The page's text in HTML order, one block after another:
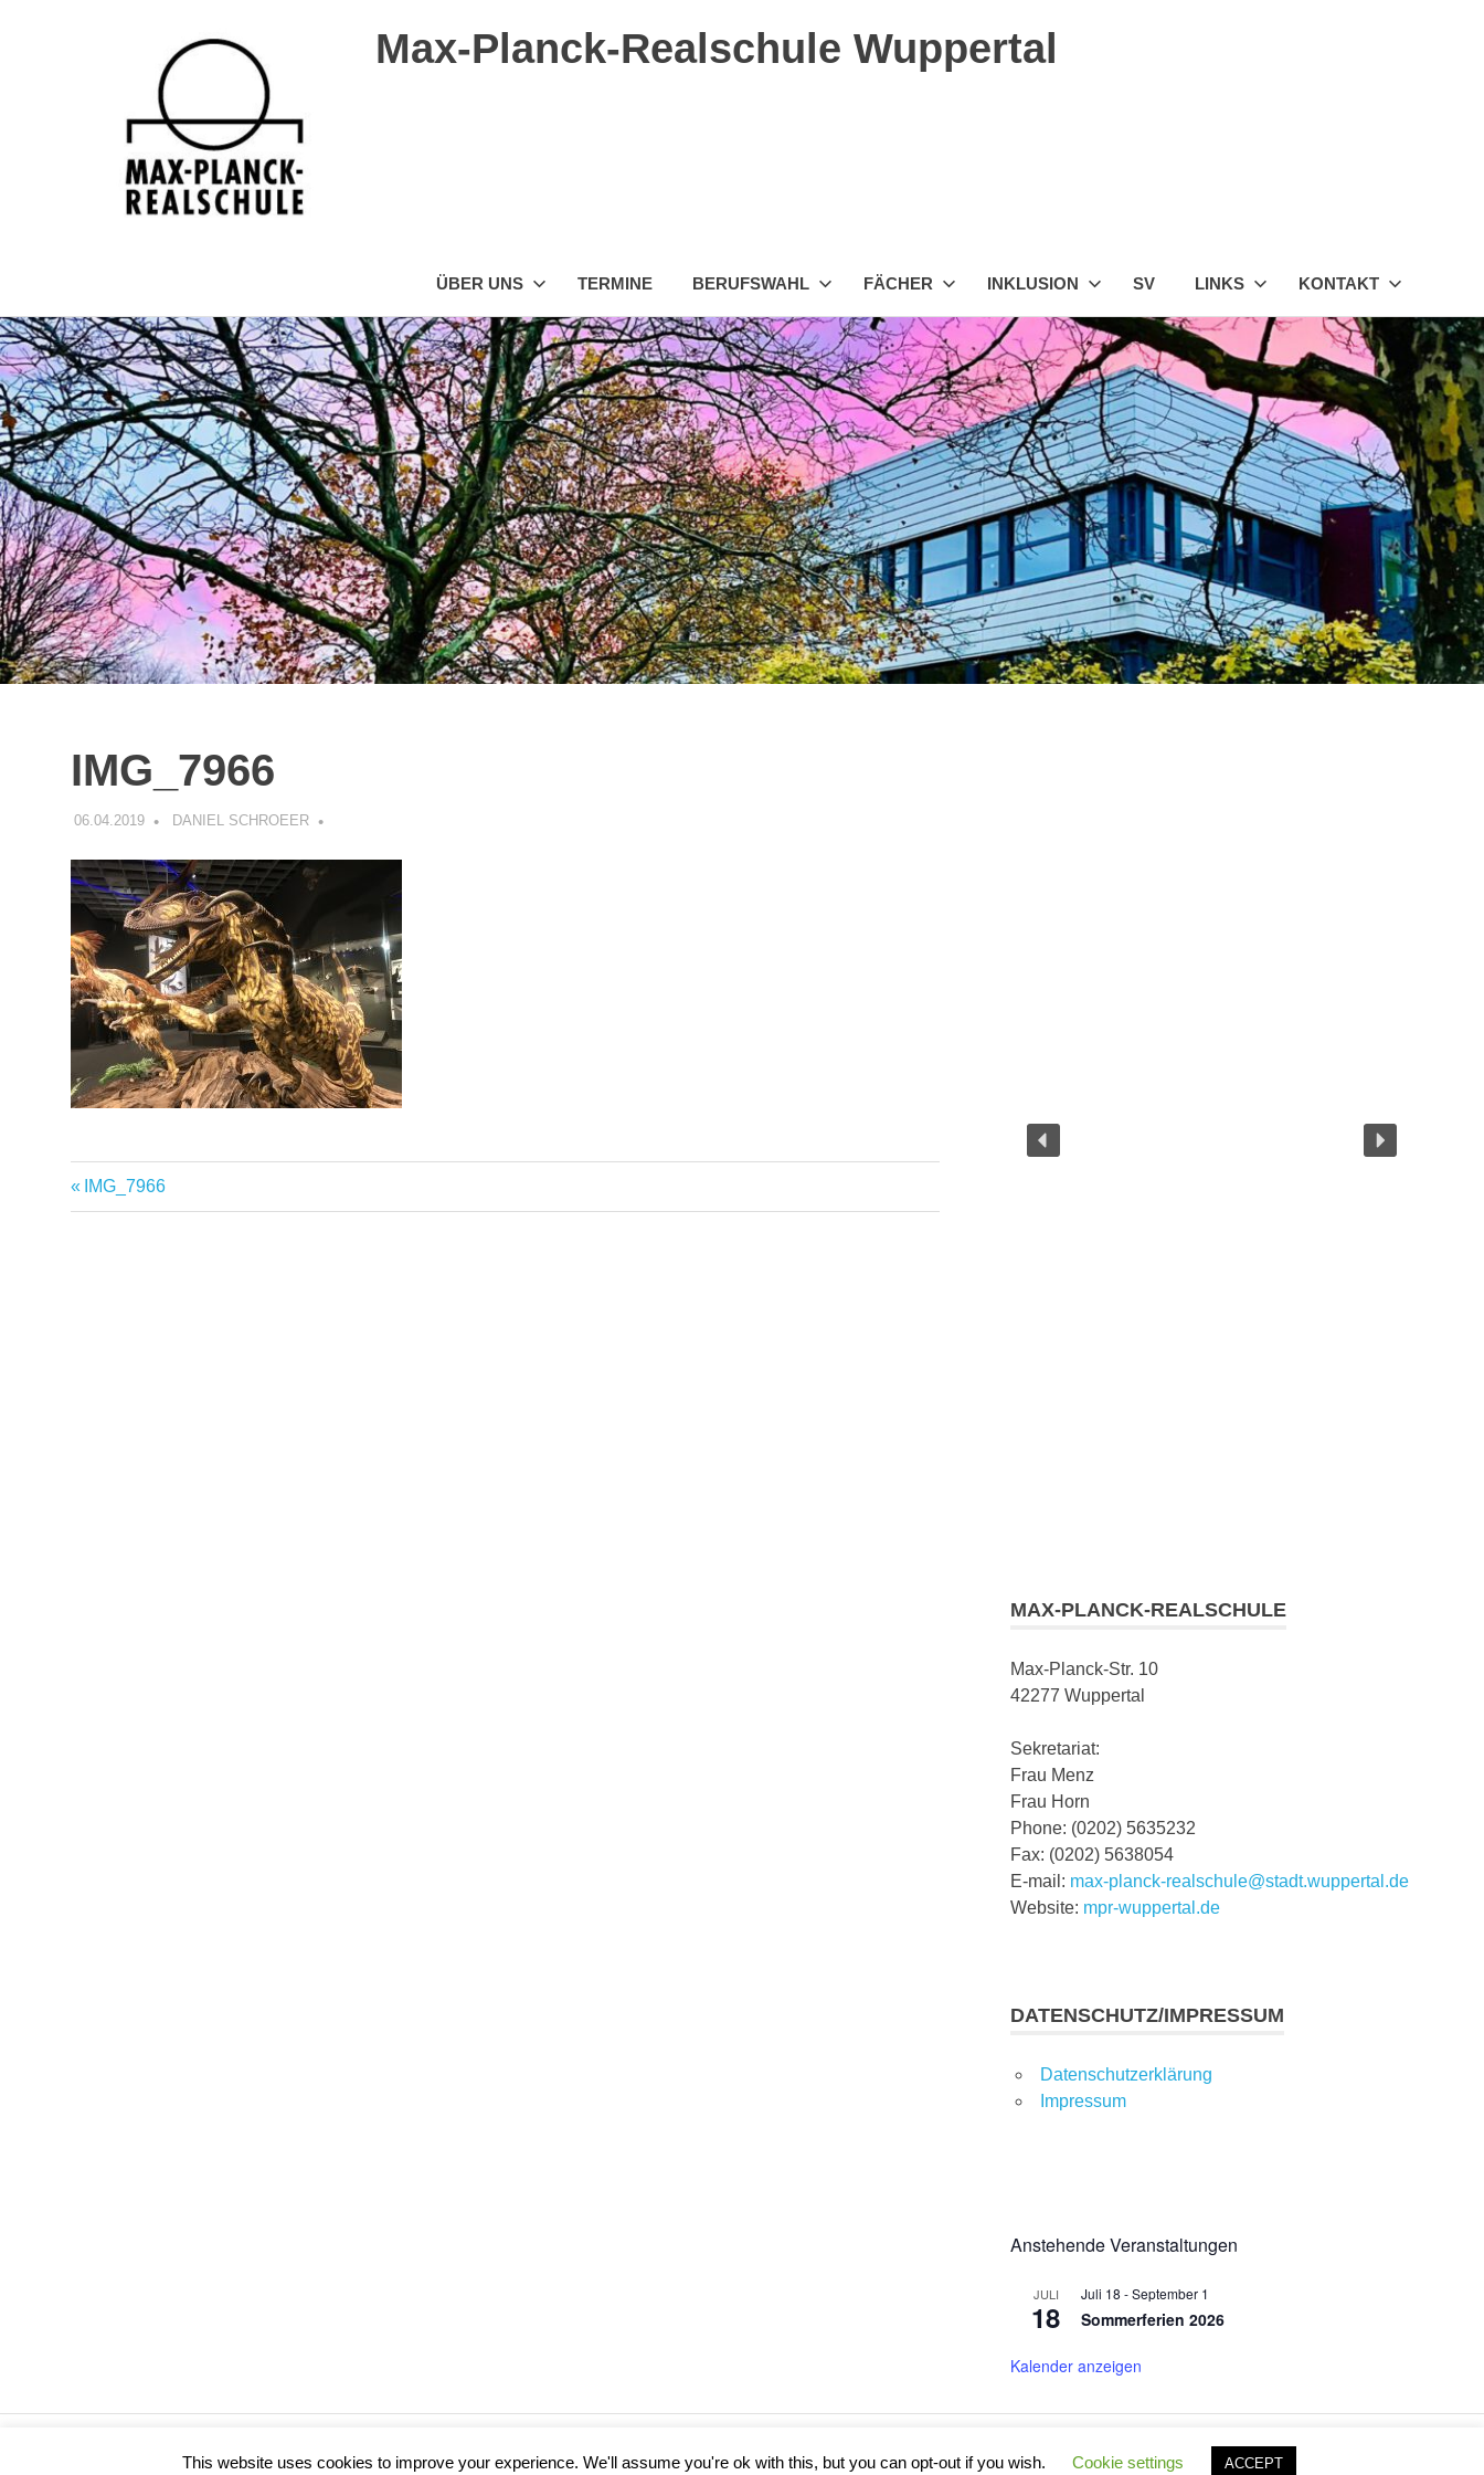
Zum
Inhalt
springen
Max-Planck-Realschule Wuppertal
ÜBER UNS TERMINE BERUFSWAHL FÄCHER INKLUSION SV LINKS KONTAKT
IMG_7966
06.04.2019 DANIEL SCHROEER
Beitragsnavigation
Vorheriger
Beitrag:
IMG_7966
MAX-PLANCK-REALSCHULE
Max-Planck-Str. 10
42277 Wuppertal
Sekretariat:
Frau Menz
Frau Horn
Phone: (0202) 5635232
Fax: (0202) 5638054
E-mail: max-planck-realschule@stadt.wuppertal.de
Website: mpr-wuppertal.de
DATENSCHUTZ/IMPRESSUM
Datenschutzerklärung
Impressum
Anstehende Veranstaltungen
JULI
18
Juli 18 -September 1
Sommerferien 2026
Kalender anzeigen
WordPress-Theme: Poseidon von ThemeZee.
This website uses cookies to improve your experience. We'll assume you're ok with this, but you can opt-out if you wish. Cookie settings ACCEPT